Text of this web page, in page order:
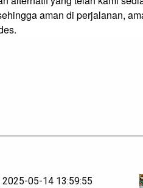
aman di perjalanan,
2025-05-14 13:59:55